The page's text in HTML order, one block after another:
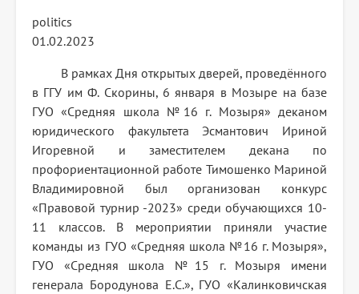
politics
01.02.2023
В рамках Дня открытых дверей, проведённого
в ГГУ им Ф. Скорины, 6 января в Мозыре на базе
ГУО «Средняя школа №16 г. Мозыря» деканом
юридического факультета Эсмантович Ириной
Игоревной и заместителем декана по
профориентационной работе Тимошенко Мариной
Владимировной был организован конкурс
«Правовой турнир -2023» среди обучающихся 10-
11 классов. В мероприятии приняли участие
команды из ГУО «Средняя школа №16 г. Мозыря»,
ГУО «Средняя школа №15 г. Мозыря имени
генерала Бородунова Е.С.», ГУО «Калинковичская